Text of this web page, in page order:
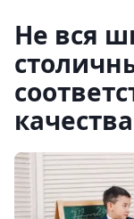
Не вся
качества